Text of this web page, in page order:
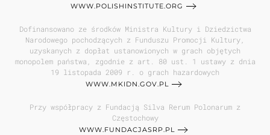
WWW.POLISHINSTITUTE.ORG
Dofinansowano ze środków Ministra Kultury i Dziedzictwa
Narodowego pochodzących z Funduszu Promocji Kultury,
uzyskanych z dopłat ustanowionych w grach objętych
monopolem państwa, zgodnie z art. 80 ust. 1 ustawy z dnia
19 listopada 2009 r. o grach hazardowych
WWW.MKIDN.GOV.PL
Przy współpracy z Fundacją Silva Rerum Polonarum z
Częstochowy
WWW.FUNDACJASRP.PL